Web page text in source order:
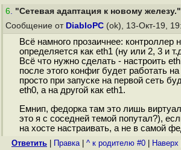
6. "Сетевая адаптация к новому железу."
Сообщение от DiabloPC (ok), 13-Окт-19,
Всё намного прозаичнее: контроллер
определяется как eth1 (ну или 2, 3 и
Всё что нужно сделать - настроить
после этого конфиг будет работать
просто при запуске на первой сеть
eth0, а на другой как eth1.
Емнип, федорка там это лишь
это я с соседней темой попутал?),
на хосте настраивать, а не в самой
Ответить Правка| ^ к родителю #0 Наверх